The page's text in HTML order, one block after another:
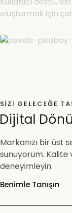
oluşturmak için
SIZI GELECEĞE
Dijital
Markanızı bir üst
sunuyorum. Kalite
deneyimleyin.
Benimle Tanışın